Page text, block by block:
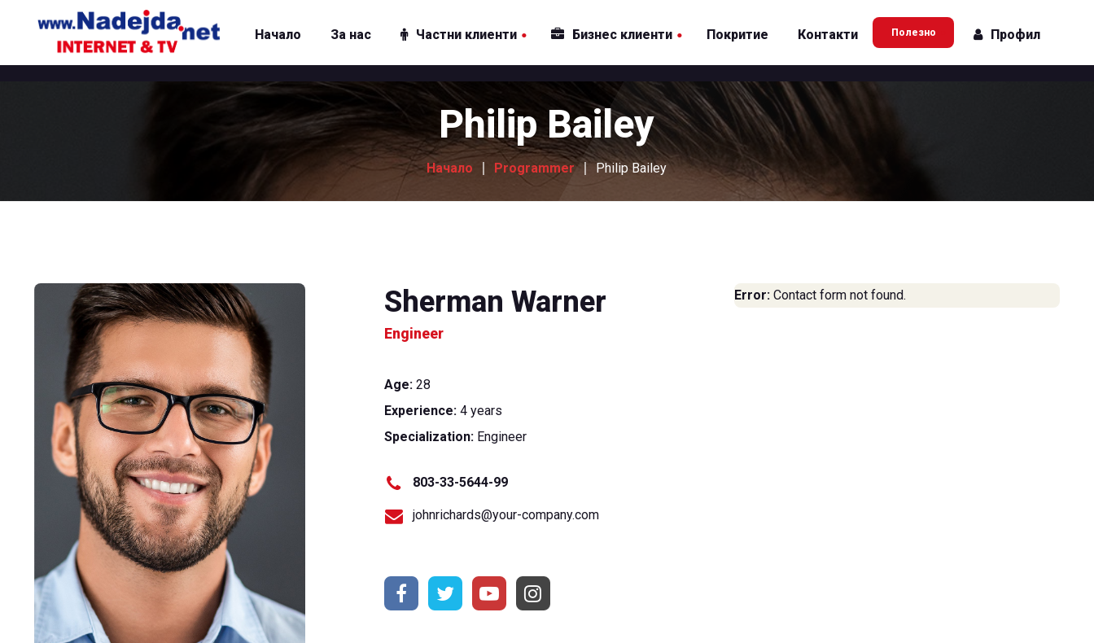
Начало За нас Частни клиенти
Интернет
Телевизия
Пакети
Други услуги
Бизнес клиенти
Интернет
Телевизия
Пакети
Други услуги
Покритие Контакти Полезно
+ Проверка дата на
плащане
Използване на приложение
Профил
Philip Bailey
Начало Programmer Philip Bailey
Sherman Warner
Engineer
Age:28
Experience:4 years
Specialization:Engineer
803-33-5644-99
johnrichards@your-company.com
Error: Contact form not found.